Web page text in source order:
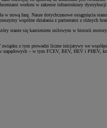
wodoru w zakresie infrastruktury
nową fazę. Nasze dotychczasowe osiągnięcia
wspólne działania z partnerami z różnych
stanie się kamieniem milowym w historii
z tym prowadzi liczne inicjatywy we
– w tym FCEV, BEV, HEV i PHEV,